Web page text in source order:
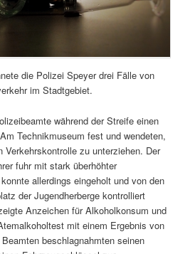
die Polizei Speyer drei Fälle von
im Stadtgebiet.
während der Streife einen
Technikmuseum fest und wendeten,
Verkehrskontrolle zu unterziehen. Der
fuhr mit stark überhöhter
allerdings eingeholt und von den
der Jugendherberge kontrolliert
Anzeichen für Alkoholkonsum und
mit einem Ergebnis von
beschlagnahmten seinen